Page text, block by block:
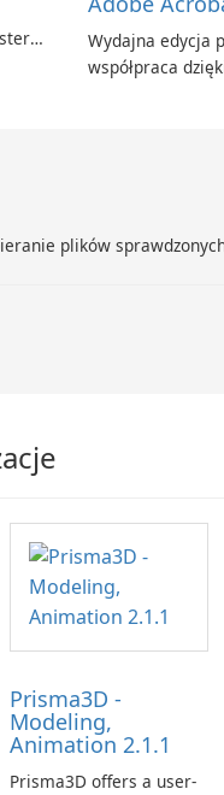
Wydajna edycja
współpraca
plików
Prisma3D -
Modeling,
Animation 2.1.1
Prisma3D offers a user-